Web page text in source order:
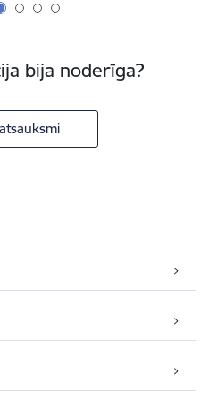
bija noderīga?